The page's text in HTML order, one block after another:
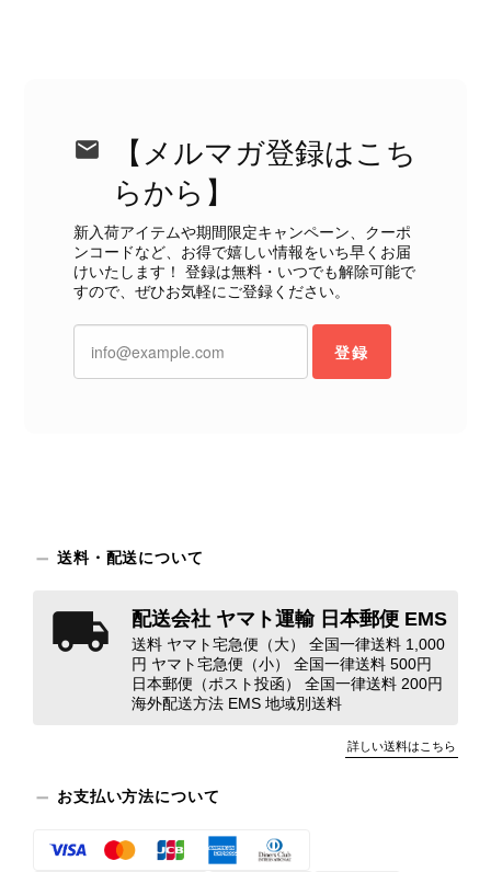
きはたまたまだと思っていましたが、今回も掲載内容だけでは判
断できない状態の商品が届きとても残念です。 決して安い買い物
ではなかったため、ショックも大きかったです。 私は今後こちら
で購入することはないですが、同じような思いをする購入者が出
ないよう、商品の状態をより正確に記載し、見えない部分も含め
て写真や説明で分かるよう改善していただきたいです。
この度は、楽しみにお待ちいただいた
商品で、衛生面へのご不安を含め、残
ンクを表示しております。これは、外
しないためです。また、確認できた汚
れやダメージは、写真や商品説明に反
映しております。 ご不快な思いをさ
れた中で、率直なご意見をお寄せいた
だきましたことに感謝申し上げます。
商品の状態を丁寧に確認させていただ
態が確認された場合には、当店の検品
検品方法と状態の伝え方を改めて見直
【メルマガ登録はこち
らから】
新入荷アイテムや期間限定キャンペーン、クーポ
ンコードなど、お得で嬉しい情報をいち早くお届
けいたします！ 登録は無料・いつでも解除可能で
すので、ぜひお気軽にご登録ください。
登録
送料・配送について
配送会社 ヤマト運輸 日本郵便 EMS
送料 ヤマト宅急便（大） 全国一律送料 1,000
円 ヤマト宅急便（小） 全国一律送料 500円
日本郵便（ポスト投函） 全国一律送料 200円
海外配送方法 EMS 地域別送料
詳しい送料はこちら
お支払い方法について